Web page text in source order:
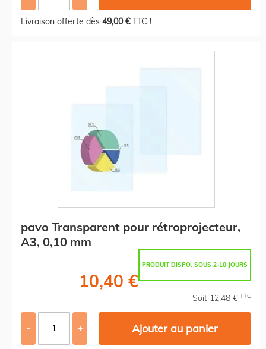
Livraison offerte dès 49,00 €TTC !
pavo Transparent pour rétroprojecteur,
A3, 0,10 mm
PRODUIT DISPO. SOUS 2-10 JOURS
10,40 €
Soit 12,48 € TTC
- + Ajouter au panier